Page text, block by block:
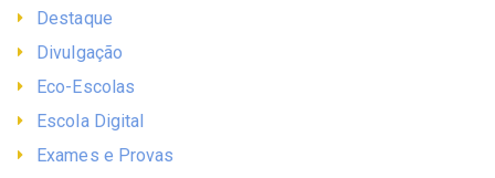
Destaque
Divulgação
Eco-Escolas
Escola Digital
Exames e Provas